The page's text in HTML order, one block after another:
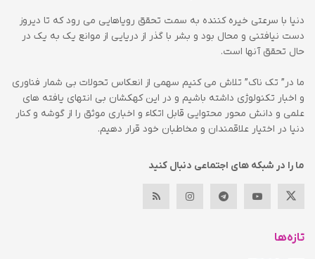
دنیا با سرعتی خیره کننده به سمت تحقق رویاهایی می رود که تا دیروز
دست نیافتنی و محال بود و بشر با گذر از دریایی از موانع یک به یک در
حال تحقق آنها است.
ما در” تک ناک” تلاش می کنیم سهمی از انعکاس تحولات بی شمار فناوری
و اخبار تکنولوژی داشته باشیم و در این کهکشان بی انتهای یافته های
علمی و دانش محور محتوایی قابل اتکاء و اخباری موثق را از گوشه و کنار
دنیا در اختیار علاقمندان و مخاطبان خود قرار دهیم.
ما را در شبکه های اجتماعی دنبال کنید
تازه‌ها